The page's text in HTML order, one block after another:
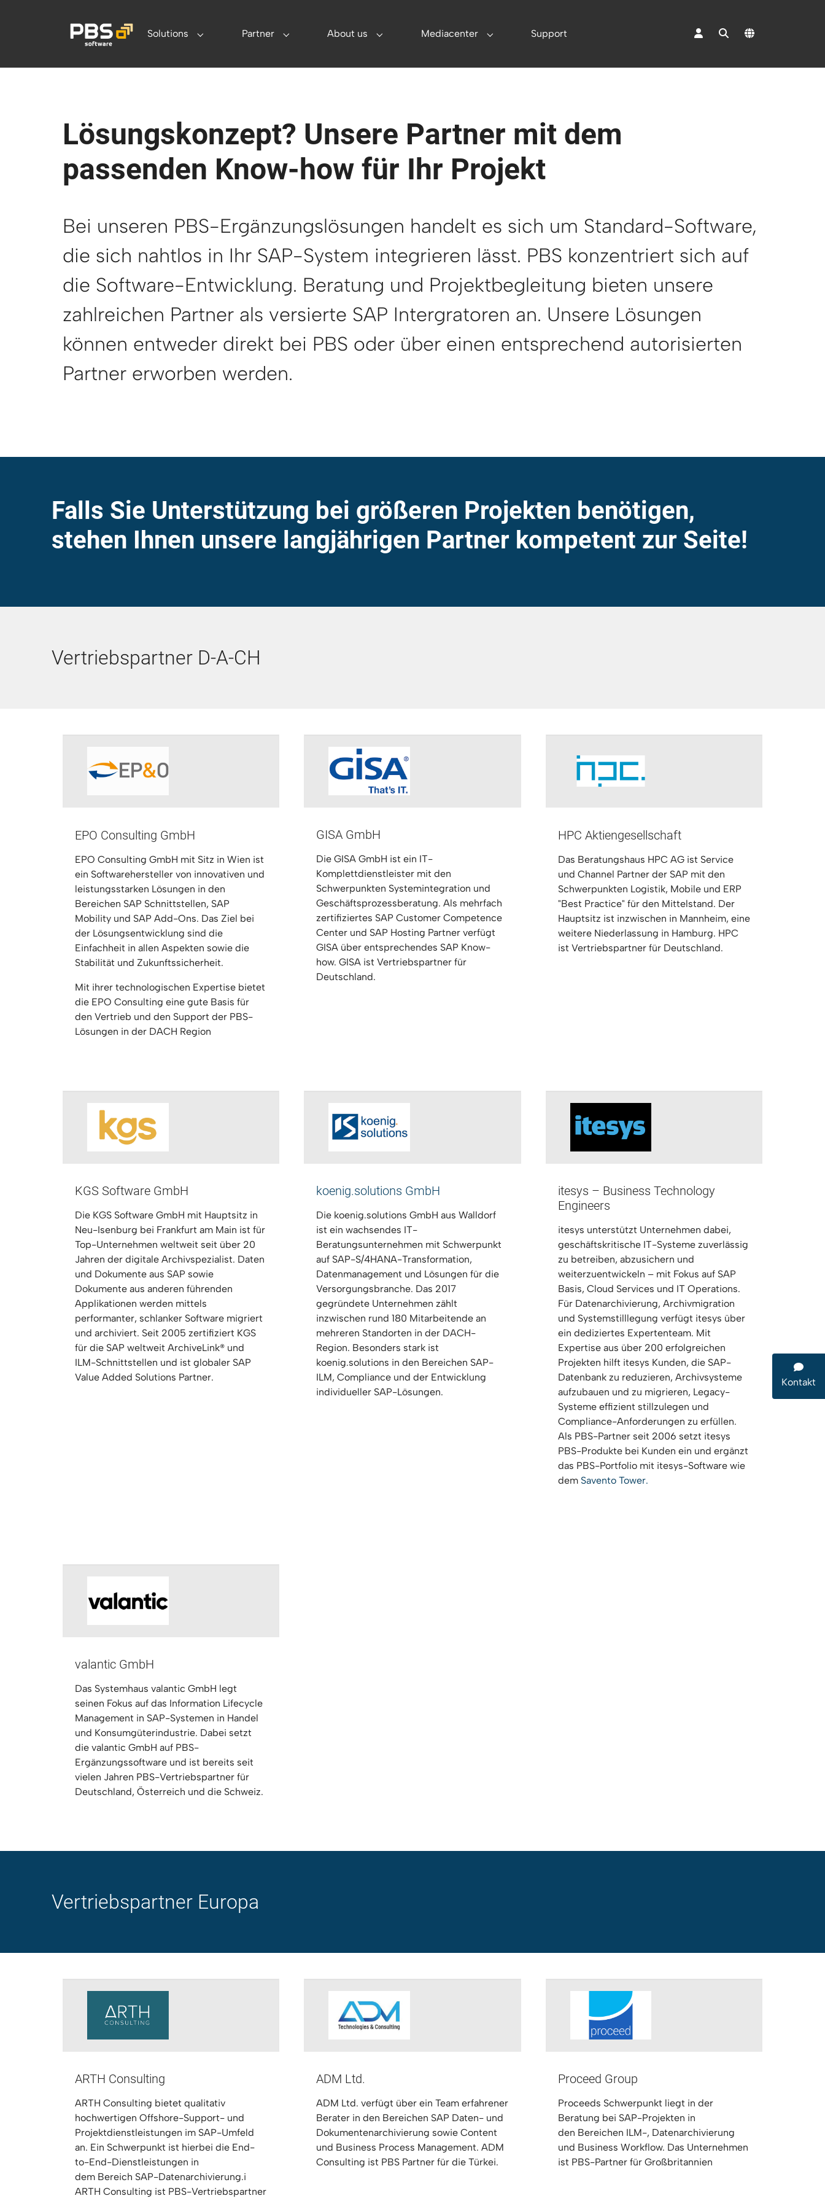
Solutions
Submenu for "Solutions"
Partner(current)
Submenu for "Partner"
About us
Submenu for "About us"
Mediacenter
Submenu for "Mediacenter"
Support
Lösungskonzept? Unsere Partner mit dem
passenden Know-how für Ihr Projekt
Bei unseren PBS-Ergänzungslösungen handelt es sich um Standard-Software,
die sich nahtlos in Ihr SAP-System integrieren lässt. PBS konzentriert sich auf
die Software-Entwicklung. Beratung und Projektbegleitung bieten unsere
zahlreichen Partner als versierte SAP Intergratoren an. Unsere Lösungen
können entweder direkt bei PBS oder über einen entsprechend autorisierten
Partner erworben werden.
Falls Sie Unterstützung bei größeren Projekten benötigen,
stehen Ihnen unsere langjährigen Partner kompetent zur Seite!
Vertriebspartner D-A-CH
EPO Consulting GmbH
EPO Consulting GmbH mit Sitz in Wien ist
ein Softwarehersteller von innovativen und
leistungsstarken Lösungen in den
Bereichen SAP Schnittstellen, SAP
Mobility und SAP Add-Ons. Das Ziel bei
der Lösungsentwicklung sind die
Einfachheit in allen Aspekten sowie die
Stabilität und Zukunftssicherheit.
Mit ihrer technologischen Expertise bietet
die EPO Consulting eine gute Basis für
den Vertrieb und den Support der PBS-
Lösungen in der DACH Region
GISA GmbH
Die GISA GmbH ist ein IT-
Komplettdienstleister mit den
Schwerpunkten Systemintegration und
Geschäftsprozessberatung. Als mehrfach
zertifiziertes SAP Customer Competence
Center und SAP Hosting Partner verfügt
GISA über entsprechendes SAP Know-
how. GISA ist Vertriebspartner für
Deutschland.
HPC Aktiengesellschaft
Das Beratungshaus HPC AG ist Service
und Channel Partner der SAP mit den
Schwerpunkten Logistik, Mobile und ERP
"Best Practice" für den Mittelstand. Der
Hauptsitz ist inzwischen in Mannheim, eine
weitere Niederlassung in Hamburg. HPC
ist Vertriebspartner für Deutschland.
KGS Software GmbH
Die KGS Software GmbH mit Hauptsitz in
Neu-Isenburg bei Frankfurt am Main ist für
Top-Unternehmen weltweit seit über 20
Jahren der digitale Archivspezialist. Daten
und Dokumente aus SAP sowie
Dokumente aus anderen führenden
Applikationen werden mittels
performanter, schlanker Software migriert
und archiviert. Seit 2005 zertifiziert KGS
für die SAP weltweit ArchiveLink® und
ILM-Schnittstellen und ist globaler SAP
Value Added Solutions Partner.
koenig.solutions GmbH
Die koenig.solutions GmbH aus Walldorf
ist ein wachsendes IT-
Beratungsunternehmen mit Schwerpunkt
auf SAP-S/4HANA-Transformation,
Datenmanagement und Lösungen für die
Versorgungsbranche. Das 2017
gegründete Unternehmen zählt
inzwischen rund 180 Mitarbeitende an
mehreren Standorten in der DACH-
Region. Besonders stark ist
koenig.solutions in den Bereichen SAP-
ILM, Compliance und der Entwicklung
individueller SAP-Lösungen.
itesys – Business Technology
Engineers
itesys unterstützt Unternehmen dabei,
geschäftskritische IT-Systeme zuverlässig
zu betreiben, abzusichern und
weiterzuentwickeln – mit Fokus auf SAP
Basis, Cloud Services und IT Operations.
Für Datenarchivierung, Archivmigration
und Systemstilllegung verfügt itesys über
ein dediziertes Expertenteam. Mit
Expertise aus über 200 erfolgreichen
Projekten hilft itesys Kunden, die SAP-
Datenbank zu reduzieren, Archivsysteme
aufzubauen und zu migrieren, Legacy-
Systeme effizient stillzulegen und
Compliance-Anforderungen zu erfüllen.
Als PBS-Partner seit 2006 setzt itesys
PBS-Produkte bei Kunden ein und ergänzt
das PBS-Portfolio mit itesys-Software wie
demSavento Tower.
valantic GmbH
Das Systemhaus valantic GmbH legt
seinen Fokus auf das Information Lifecycle
Management in SAP-Systemen in Handel
und Konsumgüterindustrie. Dabei setzt
die valantic GmbH auf PBS-
Ergänzungssoftware und ist bereits seit
vielen Jahren PBS-Vertriebspartner für
Deutschland, Österreich und die Schweiz.
Vertriebspartner Europa
ARTH Consulting
ARTH Consulting bietet qualitativ
hochwertigen Offshore-Support- und
Projektdienstleistungen im SAP-Umfeld
an. Ein Schwerpunkt ist hierbei die End-
to-End-Dienstleistungen in
dem Bereich SAP-Datenarchivierung.i
ARTH Consulting ist PBS-Vertriebspartner
ADM Ltd.
ADM Ltd. verfügt über ein Team erfahrener
Berater in den Bereichen SAP Daten- und
Dokumentenarchivierung sowie Content
und Business Process Management. ADM
Consulting ist PBS Partner für die Türkei.
Proceed Group
Proceeds Schwerpunkt liegt in der
Beratung bei SAP-Projekten in
den Bereichen ILM-, Datenarchivierung
und Business Workflow. Das Unternehmen
ist PBS-Partner für Großbritannien
Kontakt